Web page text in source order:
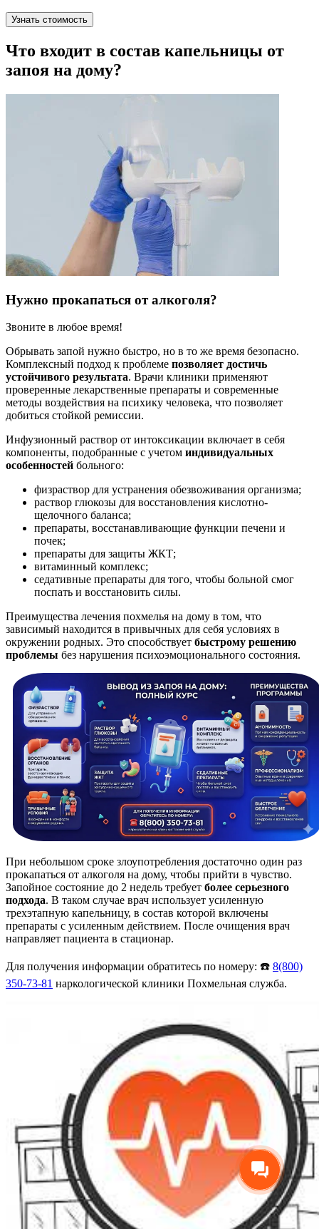
Узнать стоимость
Что входит в состав капельницы от
запоя на дому?
Нужно прокапаться от алкоголя?
Звоните в любое время!
Обрывать запой нужно быстро, но в то же время безопасно.
Комплексный подход к проблеме позволяет достичь
устойчивого результата. Врачи клиники применяют
проверенные лекарственные препараты и современные
методы воздействия на психику человека, что позволяет
добиться стойкой ремиссии.
Инфузионный раствор от интоксикации включает в себя
компоненты, подобранные с учетом индивидуальных
особенностей больного:
физраствор для устранения обезвоживания организма;
раствор глюкозы для восстановления кислотно-
щелочного баланса;
препараты, восстанавливающие функции печени и
почек;
препараты для защиты ЖКТ;
витаминный комплекс;
седативные препараты для того, чтобы больной смог
поспать и восстановить силы.
Преимущества лечения похмелья на дому в том, что
зависимый находится в привычных для себя условиях в
окружении родных. Это способствует быстрому решению
проблемы без нарушения психоэмоционального состояния.
При небольшом сроке злоупотребления достаточно один раз
прокапаться от алкоголя на дому, чтобы прийти в чувство.
Запойное состояние до 2 недель требует более серьезного
подхода. В таком случае врач использует усиленную
трехэтапную капельницу, в состав которой включены
препараты с усиленным действием. После очищения врач
направляет пациента в стационар.
Для получения информации обратитесь по номеру: ☎️ 8(800)
350-73-81 наркологической клиники Похмельная служба.